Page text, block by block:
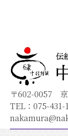
〒602-0057 京
TEL： 075-431-